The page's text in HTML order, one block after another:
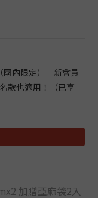
內限定）｜新會員
款也適用！（已享
加贈亞麻袋2入